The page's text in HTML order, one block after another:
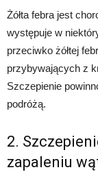
Żółta febra jest
występuje w
przeciwko żółtej
przybywających z
Szczepienie
podróżą.
2.
zapaleniu